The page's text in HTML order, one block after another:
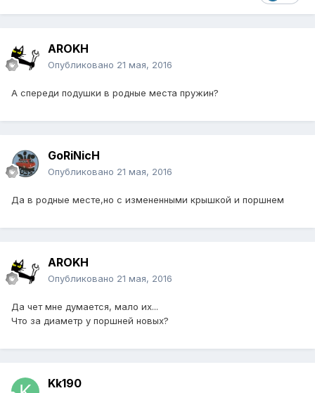
AROKH
Опубликовано 21 мая, 2016
А спереди подушки в родные места пружин?
GoRiNicH
Опубликовано 21 мая, 2016
Да в родные месте,но с измененными крышкой и поршнем
AROKH
Опубликовано 21 мая, 2016
Да чет мне думается, мало их...
Что за диаметр у поршней новых?
Kk190